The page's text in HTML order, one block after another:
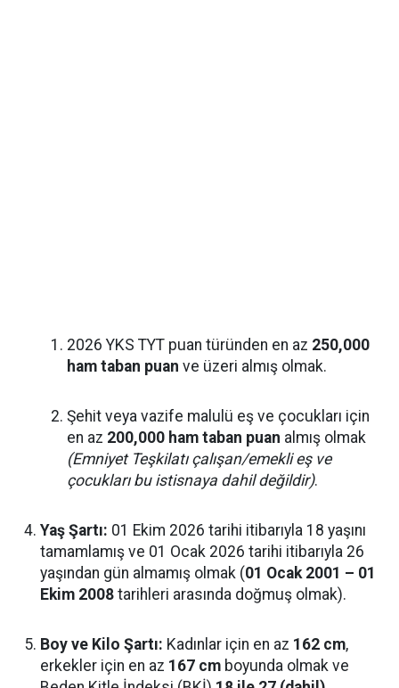
2026 YKS TYT puan türünden en az 250,000
ham taban puan ve üzeri almış olmak.
Şehit veya vazife malulü eş ve çocukları için
en az 200,000 ham taban puan almış olmak
(Emniyet Teşkilatı çalışan/emekli eş ve
çocukları bu istisnaya dahil değildir).
Yaş Şartı: 01 Ekim 2026 tarihi itibarıyla 18 yaşını
tamamlamış ve 01 Ocak 2026 tarihi itibarıyla 26
yaşından gün almamış olmak (01 Ocak 2001 – 01
Ekim 2008 tarihleri arasında doğmuş olmak).
Boy ve Kilo Şartı: Kadınlar için en az 162 cm,
erkekler için en az 167 cm boyunda olmak ve